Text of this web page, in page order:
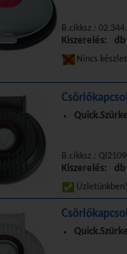
B.cikksz.:
Kiszerelés: db
Nincs
B.cikksz.:
Kiszerelés: db